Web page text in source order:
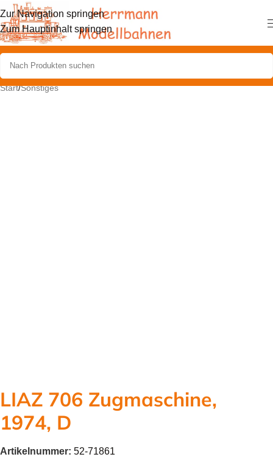
Zur Navigation springen
Zum Hauptinhalt springen
Start/Sonstiges
LIAZ 706 Zugmaschine,
1974, D
Artikelnummer: 52-71861